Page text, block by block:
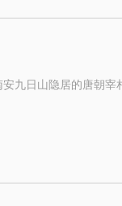
九日山隐居的唐朝宰